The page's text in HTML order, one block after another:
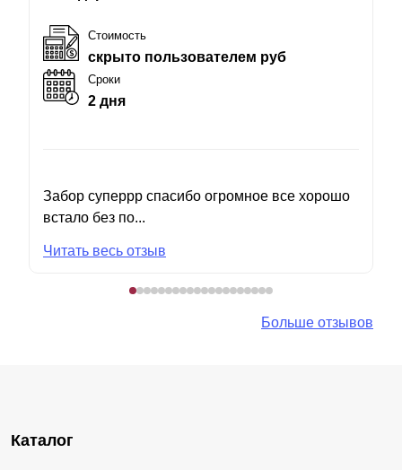
Стоимость
скрыто пользователем руб
Сроки
2 дня
Забор суперрр спасибо огромное все хорошо
встало без по...
Читать весь отзыв
Больше отзывов
Каталог